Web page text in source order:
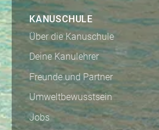
KANUSCHULE
Über die Kanuschule
Deine Kanulehrer
Freunde und Partner
Umweltbewusstsein
Jobs